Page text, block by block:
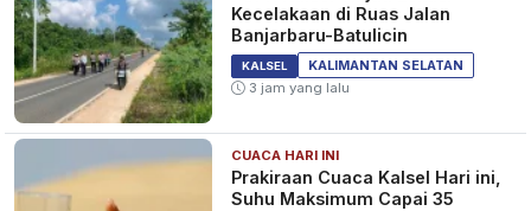
Kecelakaan di Ruas Jalan
Banjarbaru-Batulicin
KALSEL
KALIMANTAN SELATAN
3 jam yang lalu
CUACA HARI INI
Prakiraan Cuaca Kalsel Hari ini,
Suhu Maksimum Capai 35